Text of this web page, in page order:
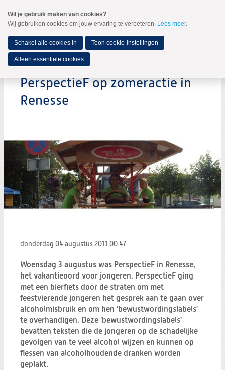
naar
Spring
de
inhoud
Spring
naar
hoofdmenu
MENU
PerspectieF op zomeractie in
Renesse
donderdag 04 augustus 201100:47
Woensdag 3 augustus was PerspectieF in Renesse,
het vakantieoord voor jongeren. PerspectieF ging
met een bierfiets door de straten om met
feestvierende jongeren het gesprek aan te gaan over
alcoholmisbruik en om hen 'bewustwordingslabels'
te overhandigen. Deze 'bewustwordingslabels'
bevatten teksten die de jongeren op de schadelijke
gevolgen van te veel alcohol wijzen en kunnen op
flessen van alcoholhoudende dranken worden
geplakt.
Wil je gebruik maken van cookies?
Wij gebruiken cookies om jouw ervaring te verbeteren. Lees meer.
Schakel alle cookies in Toon cookie-instellingen
Alleen essentiële cookies